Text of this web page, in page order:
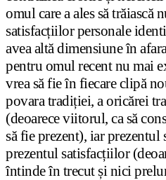
omul care a ales să trăiască
satisfacțiilor personale
avea altă dimensiune în
pentru omul recent nu mai
vrea să fie în fiecare clipă
povara tradiției, a oricărei
(deoarece viitorul, ca să
să fie prezent), iar prezentul
prezentul satisfacțiilor
întinde în trecut și nici